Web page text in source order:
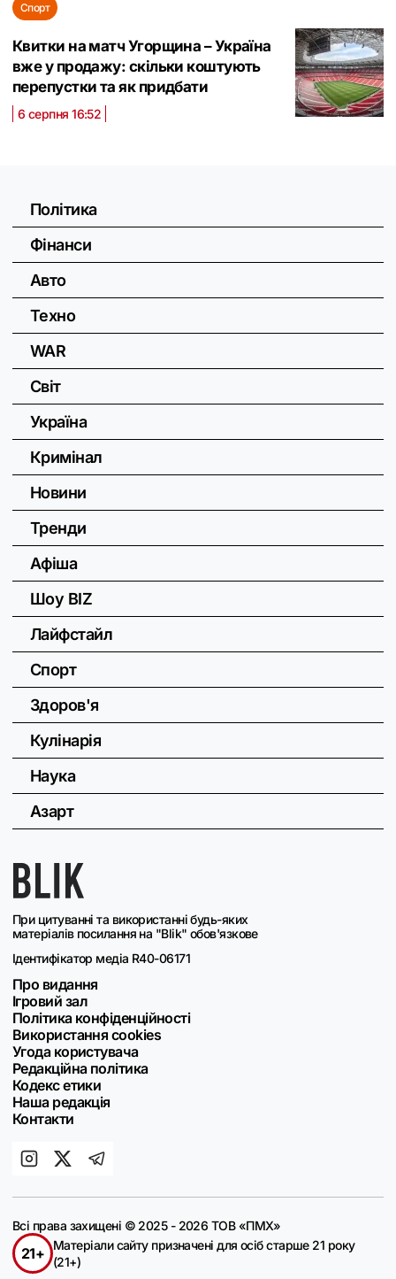
Спорт
Квитки на матч Угорщина – Україна
вже у продажу: скільки коштують
перепустки та як придбати
6 серпня 16:52
При цитуванні та використанні будь-яких
матеріалів посилання на "Blik" обов'язкове
Ідентифікатор медіа R40-06171
Про видання
Ігровий зал
Політика конфіденційності
Використання cookies
Угода користувача
Редакційна політика
Кодекс етики
Наша редакція
Контакти
Політика
Фінанси
Авто
Техно
WAR
Світ
Україна
Кримінал
Новини
Тренди
Афіша
Шоу BIZ
Лайфстайл
Спорт
Здоров'я
Кулінарія
Наука
Азарт
Всі права захищені © 2025 - 2026 ТОВ «ПМХ»
21+
Матеріали сайту призначені для осіб старше 21 року
(21+)